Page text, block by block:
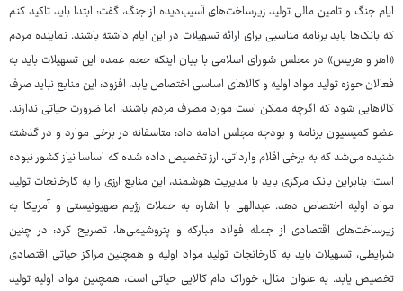
ایام جنگ و تامین مالی تولید زیرساخت‌های آسیب‌دیده از جنگ، گفت: ابتدا باید تاکید کنم
که بانک‌ها باید برنامه مناسبی برای ارائه تسهیلات در این ایام داشته باشند. نماینده مردم
«اهر و هریس» در مجلس شورای اسلامی با بیان اینکه حجم عمده این تسهیلات باید به
فعالان حوزه تولید مواد اولیه و کالاهای اساسی اختصاص یابد، افزود: این منابع نباید صرف
کالاهایی شود که اگرچه ممکن است مورد مصرف مردم باشند، اما ضرورت حیاتی ندارند.
عضو کمیسیون برنامه و بودجه مجلس ادامه داد: متاسفانه در برخی موارد و در گذشته
شنیده می‌شد که به برخی اقلام وارداتی، ارز تخصیص داده شده که اساسا نیاز کشور نبوده
است؛ بنابراین بانک مرکزی باید با مدیریت هوشمند، این منابع ارزی را به کارخانجات تولید
مواد اولیه اختصاص دهد. عبدالهی با اشاره به حملات رژیم صهیونیستی و آمریکا به
زیرساخت‌های اقتصادی از جمله فولاد مبارکه و پتروشیمی‌ها، تصریح کرد: در چنین
شرایطی، تسهیلات باید به کارخانجات تولید مواد اولیه و همچنین مراکز حیاتی اقتصادی
تخصیص یابد. به عنوان مثال، خوراک دام کالایی حیاتی است، همچنین مواد اولیه تولید